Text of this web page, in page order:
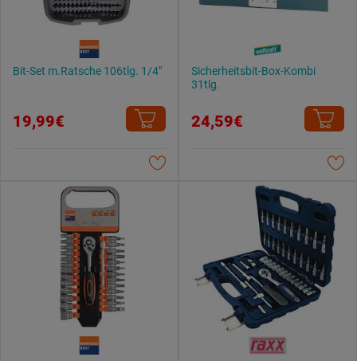
Bit-Set m.Ratsche 106tlg. 1/4"
19,99€
Sicherheitsbit-Box-Kombi
31tlg.
24,59€